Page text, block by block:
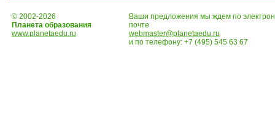
© 2002-2026
Планета образования
www.planetaedu.ru
Ваши предложения мы ждем по
почте
webmaster@planetaedu.ru
и по телефону: +7 (495) 545 63 67